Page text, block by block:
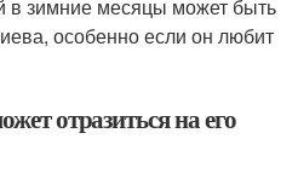
в зимние месяцы может быть
особенно если он любит
отразиться на его